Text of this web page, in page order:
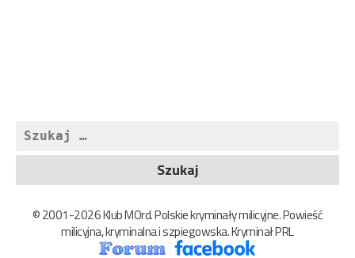
Szukaj:
© 2001-2026 Klub MOrd. Polskie kryminały milicyjne. Powieść
milicyjna, kryminalna i szpiegowska. Kryminał PRL